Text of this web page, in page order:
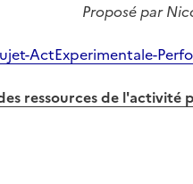
Proposé par
ActExperimentale-
ressources de l'activité